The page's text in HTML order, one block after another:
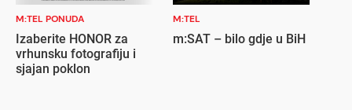
M:TEL PONUDA
Izaberite HONOR za
vrhunsku fotografiju i
sjajan poklon
M:TEL
m:SAT – bilo gdje u BiH